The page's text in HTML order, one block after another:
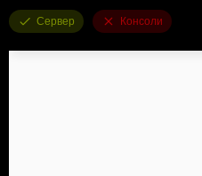
Приятной игры! :)
Сервер Консоли